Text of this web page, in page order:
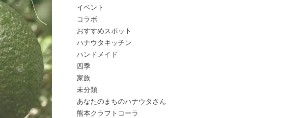
イベント
コラボ
おすすめスポット
ハナウタキッチン
ハンドメイド
四季
家族
未分類
あなたのまちのハナウタさん
熊本クラフトコーラ